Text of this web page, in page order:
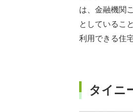
は、金融機関
としているこ
利用できる住
タイニ